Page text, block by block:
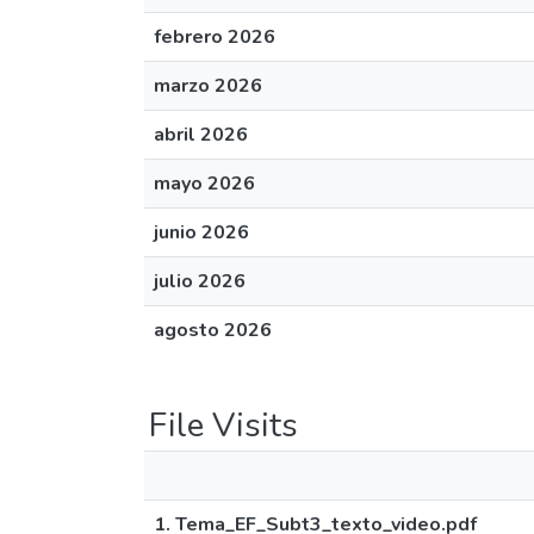
febrero 2026
marzo 2026
abril 2026
mayo 2026
junio 2026
julio 2026
agosto 2026
File Visits
1. Tema_EF_Subt3_texto_video.pdf